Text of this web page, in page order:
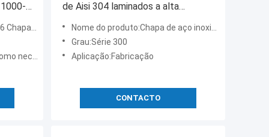
inoxidável
de Aisi 304 laminados a alta
temperatura conservou a folha 304l
Nome do produto:Chapa de aço inoxidável em acondicionamento
Grau:Série 300
Aplicação:Fabricação
CONTACTO